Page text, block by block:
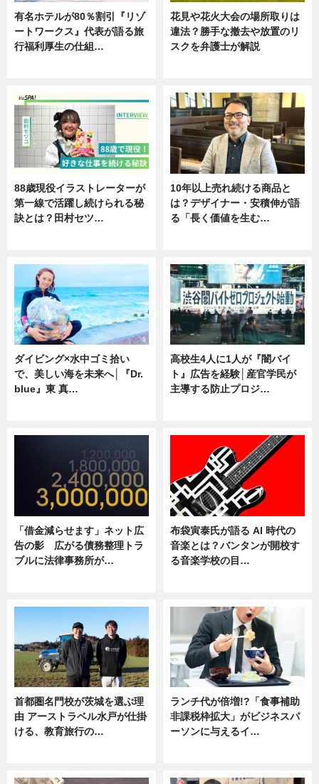
有名ホテルが80％割引『リゾ
ートワークス』代表が語る旅
行福利厚生の仕組…
花見や花火大会の場所取りは
違法？勝手な撤去や放置のリ
スクを弁護士が解説
88歳現役イラストレーターが
第一線で活躍し続けられる秘
訣とは？田村セツ…
10年以上売れ続ける商品と
は？デザイナー・安積伸が語
る「長く価値を生む…
ダイビング×水中ゴミ拾い
で、美しい海を未来へ│『Dr.
blue』東 真…
高校生4人に1人が『闇バイ
ト』広告を経験│産官学民が
主導する防止プロジ…
「借金減らせます」ネット広
告の影 広がる債務整理トラ
ブルに法律事務所が…
布袋寅泰氏が語る AI 時代の
音楽とは？バンタンが開校す
る音楽学校の目…
首都圏名門校が茨城を選ぶ理
由 アーストラベル水戸が仕掛
ける、教育旅行の…
ランチ代が倍増!?「食事補助
非課税枠拡大」がビジネスパ
ーソンに与えるイ…